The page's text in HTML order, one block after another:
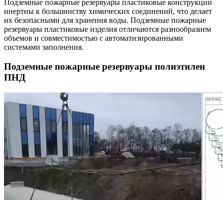
Подземные пожарные резервуары пластиковые конструкции
инертны к большинству химических соединений, что делает
их безопасными для хранения воды. Подземные пожарные
резервуары пластиковые изделия отличаются разнообразием
объемов и совместимостью с автоматизированными
системами заполнения.
Подземные пожарные резервуары полиэтилен
ПНД